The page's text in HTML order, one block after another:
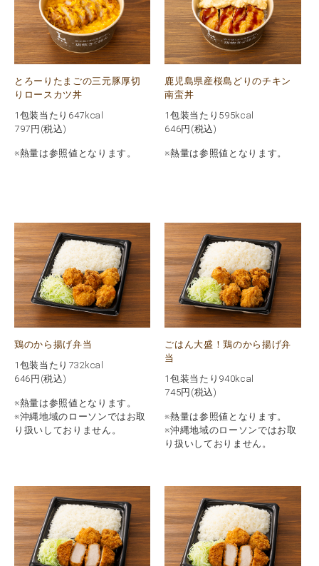
とろーりたまごの三元豚厚切
りロースカツ丼
1包装当たり647kcal
797 円(税込)
※熱量は参照値となります。
鹿児島県産桜島どりのチキン
南蛮丼
1包装当たり595kcal
646円(税込)
※熱量は参照値となります。
鶏のから揚げ弁当
1包装当たり732kcal
646 円(税込)
※熱量は参照値となります。
※沖縄地域のローソンではお取
り扱いしておりません。
ごはん大盛！鶏のから揚げ弁
当
1包装当たり940kcal
745円(税込)
※熱量は参照値となります。
※沖縄地域のローソンではお取
り扱いしておりません。